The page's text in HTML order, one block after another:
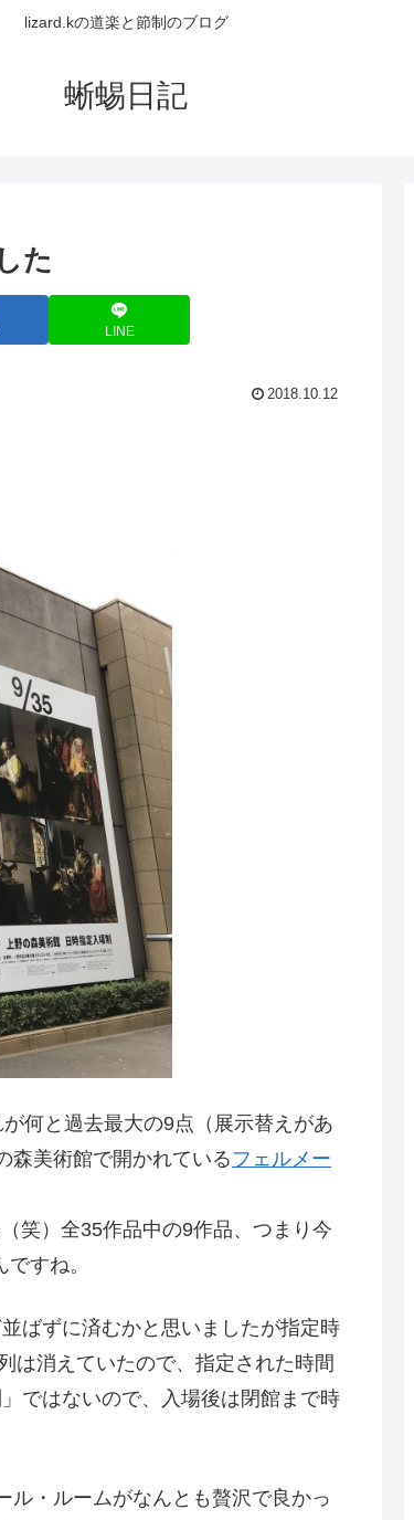
lizard.kの道楽と節制のブログ
蜥蜴日記
た
LINE
2018.10.12
何と過去最大の9点（展示替えがあ
森美術館で開かれているフェルメー
笑）全35作品中の9作品、つまり今
すね。
ばずに済むかと思いましたが指定時
は消えていたので、指定された時間
ではないので、入場後は閉館まで時
ル・ルームがなんとも贅沢で良かっ